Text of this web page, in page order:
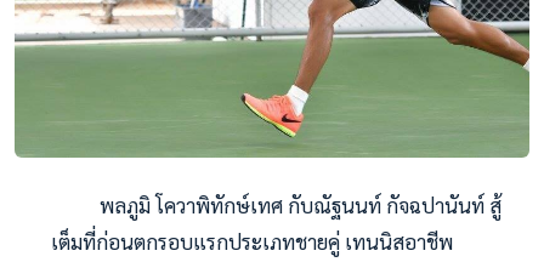
พลภูมิ โควาพิทักษ์เทศ กับณัฐนนท์ กัจฉปานันท์ สู้
เต็มที่ก่อนตกรอบแรกประเภทชายคู่ เทนนิสอาชีพ